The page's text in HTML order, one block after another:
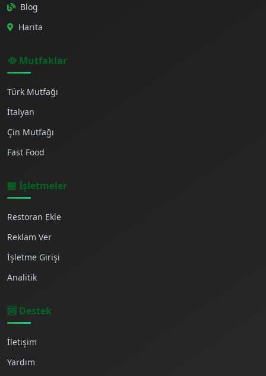
Blog
Harita
🥘 Mutfaklar
Türk Mutfağı
İtalyan
Çin Mutfağı
Fast Food
🏪 İşletmeler
Restoran Ekle
Reklam Ver
İşletme Girişi
Analitik
🆘 Destek
İletişim
Yardım